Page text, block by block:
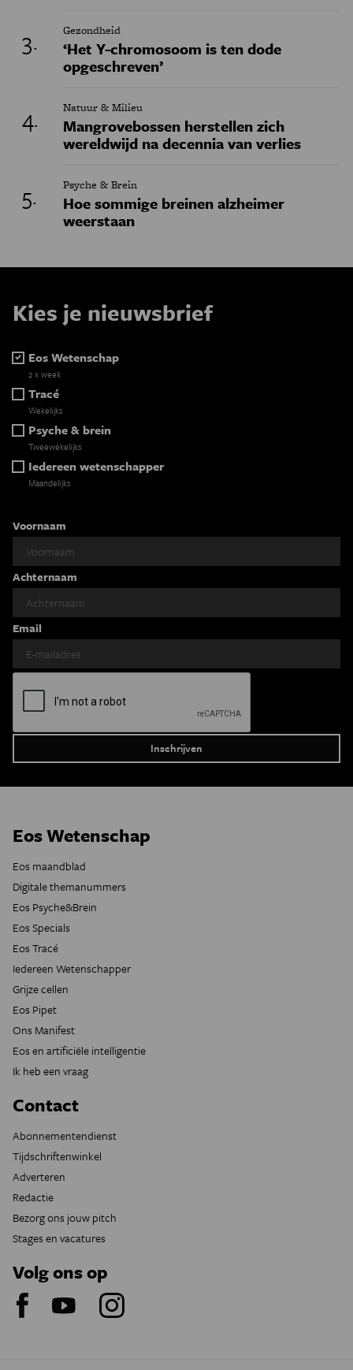
Gezondheid
‘Het Y-chromosoom is ten dode
opgeschreven’
Natuur & Milieu
Mangrovebossen herstellen zich
wereldwijd na decennia van verlies
Psyche & Brein
Hoe sommige breinen alzheimer
weerstaan
Kies je nieuwsbrief
Eos Wetenschap
2 x week
Tracé
Wekelijks
Psyche & brein
Tweewekelijks
Iedereen wetenschapper
Maandelijks
Voornaam
Achternaam
Email
Eos Wetenschap
Eos maandblad
Digitale themanummers
Eos Psyche&Brein
Eos Specials
Eos Tracé
Iedereen Wetenschapper
Grijze cellen
Eos Pipet
Ons Manifest
Eos en artificiële intelligentie
Ik heb een vraag
Contact
Abonnementendienst
Tijdschriftenwinkel
Adverteren
Redactie
Bezorg ons jouw pitch
Stages en vacatures
Volg ons op